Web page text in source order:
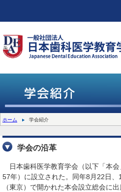
ホーム 学会紹介
学会の沿革
日本歯科医学教育学会（以下「本
57年）に設立された。同年8月22日
（東京）で開かれた本会設立総会に